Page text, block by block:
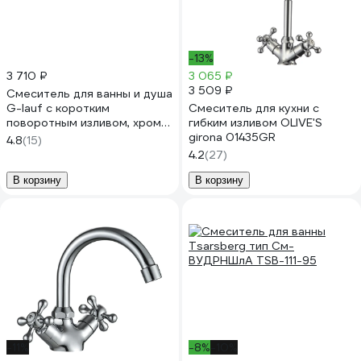
3 710 ₽
Смеситель для ванны и душа
G-lauf с коротким
поворотным изливом, хром
QML3-A827
4.8(15)
В корзину
-13%
3 065 ₽
3 509 ₽
Смеситель для кухни с
гибким изливом OLIVE'S
girona 01435GR
4.2(27)
В корзину
-8%